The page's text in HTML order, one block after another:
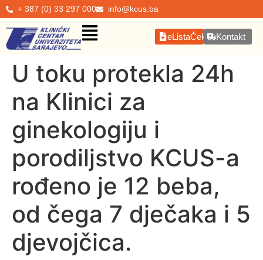
+ 387 (0) 33 297 000 info@kcus.ba
eListaČekanjaKontakt
U toku protekla 24h
na Klinici za
ginekologiju i
porodiljstvo KCUS-a
rođeno je 12 beba,
od čega 7 dječaka i 5
djevojčica.